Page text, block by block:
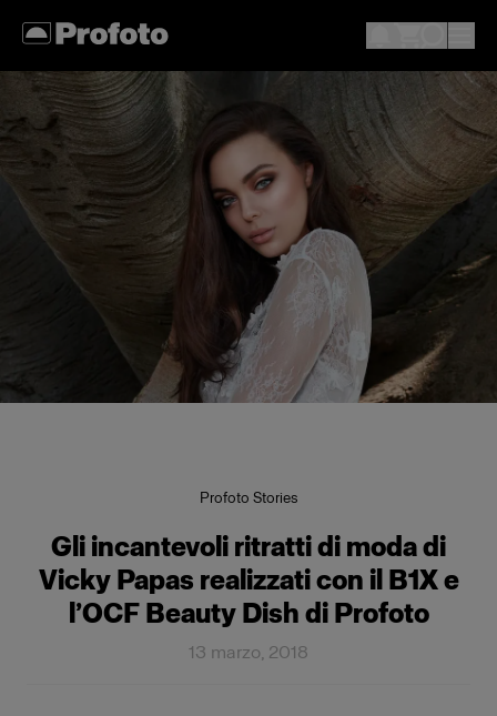
Profoto Stories
Gli incantevoli ritratti di moda di
Vicky Papas realizzati con il B1X e
l’OCF Beauty Dish di Profoto
13 marzo, 2018